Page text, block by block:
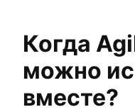
Когда
можно
вместе?